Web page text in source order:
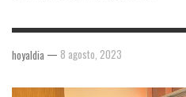
hoyaldia — 8 agosto, 2023